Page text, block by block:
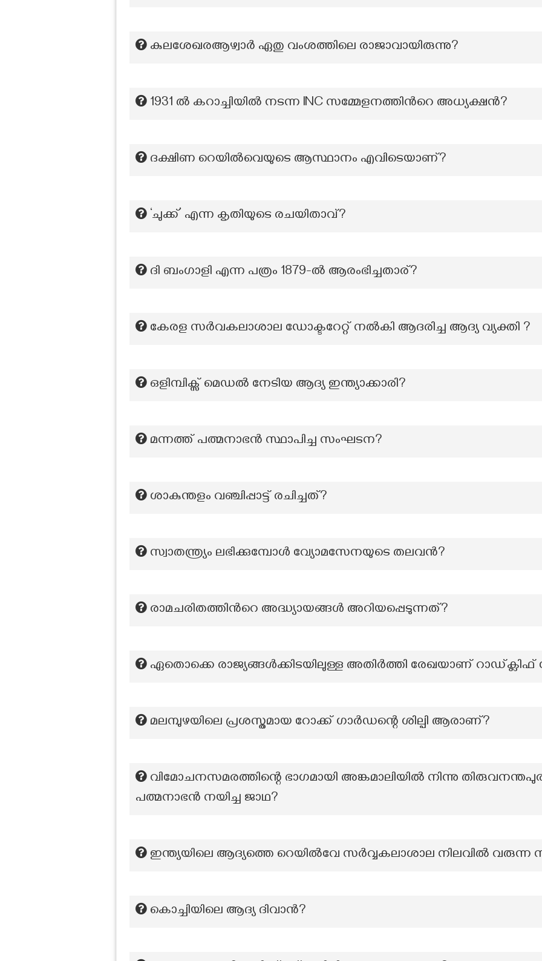
കുലശേഖരആഴ്വാർ ഏതു വംശത്തിലെ രാജാവായിരുന്നു?
1931 ല്‍ കറാച്ചിയില്‍ നടന്ന INC സമ്മേളനത്തിന്‍റെ അധ്യക്ഷന്‍?
ദക്ഷിണ റെയിൽവെയുടെ ആസ്ഥാനം എവിടെയാണ്?
‘ചുക്ക്’ എന്ന കൃതിയുടെ രചയിതാവ്?
ദി ബംഗാളി എന്ന പത്രം 1879-ൽ ആരംഭിച്ചതാര്?
കേരള സർവകലാശാല ഡോക്ടറേറ്റ് നൽകി ആദരിച്ച ആദ്യ വ്യക്തി ?
ഒളിമ്പിക്സ് മെഡൽ നേടിയ ആദ്യ ഇന്ത്യാക്കാരി?
മന്നത്ത് പത്മനാഭൻ സ്ഥാപിച്ച സംഘടന?
ശാകുന്തളം വഞ്ചിപ്പാട്ട് രചിച്ചത്?
സ്വാതന്ത്ര്യം ലഭിക്കുമ്പോൾ വ്യോമസേനയുടെ തലവൻ?
രാമചരിതത്തിന്‍റെ അദ്ധ്യായങ്ങൾ അറിയപ്പെടുന്നത്?
ഏതൊക്കെ രാജ്യങ്ങൾക്കിടയിലുള്ള അതിർത്തി രേഖയാണ് റാഡ്ക്ലിഫ്
മലമ്പുഴയിലെ പ്രശസ്തമായ റോക്ക് ഗാർഡന്റെ ശില്പി ആരാണ്?
വിമോചനസമരത്തിന്റെ ഭാഗമായി അങ്കമാലിയിൽ നിന്നു
പത്മനാഭൻ നയിച്ച ജാഥ?
ഇന്ത്യയിലെ ആദ്യത്തെ റെയിൽവേ സർവ്വകലാശാല നിലവിൽ വരുന്ന
കൊച്ചിയിലെ ആദ്യ ദിവാൻ?